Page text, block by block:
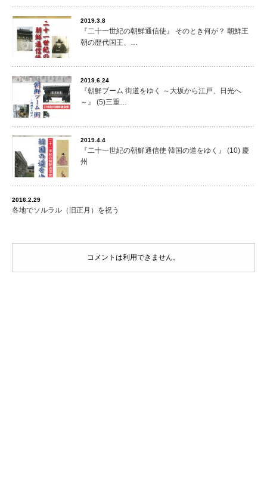
2019.3.8
『二十一世紀の朝鮮通信使』 そのとき何が？ 朝鮮王
朝の歴代国王、…
2019.6.24
『朝鮮ブーム 街道をゆく ～大坂から江戸、日光へ
～』 (5)三重…
2019.4.4
『二十一世紀の朝鮮通信使 韓国の道をゆく』 (10) 慶
州
2016.2.29
各地でソルラル（旧正月）を祝う
コメントは利用できません。